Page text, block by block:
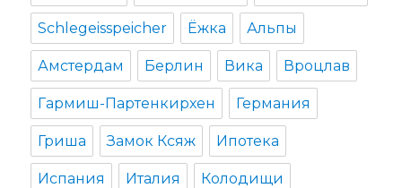
Schlegeisspeicher Ёжка Альпы
Амстердам Берлин Вика Вроцлав
Гармиш-Партенкирхен Германия
Гриша Замок Ксяж Ипотека
Испания Италия Колодищи